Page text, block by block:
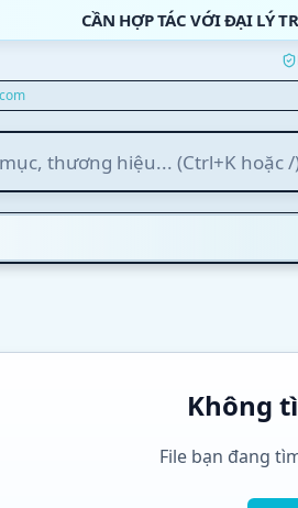
CẦN HỢP TÁC VỚI ĐẠI LÝ
Không
File bạn đang